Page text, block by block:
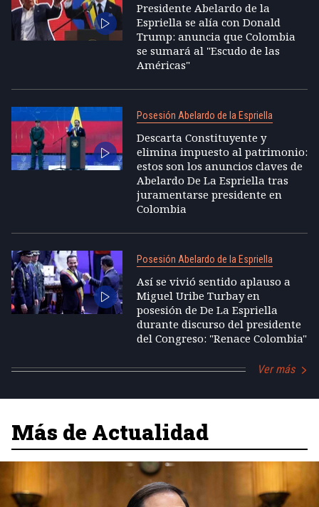
Presidente Abelardo de la
Espriella se alía con Donald
Trump: anuncia que Colombia
se sumará al "Escudo de las
Américas"
Posesión Abelardo de la Espriella
Descarta Constituyente y
elimina impuesto al patrimonio:
estos son los anuncios claves de
Abelardo De La Espriella tras
juramentarse presidente en
Colombia
Posesión Abelardo de la Espriella
Así se vivió sentido aplauso a
Miguel Uribe Turbay en
posesión de De La Espriella
durante discurso del presidente
del Congreso: "Renace Colombia"
Ver más
Más de Actualidad